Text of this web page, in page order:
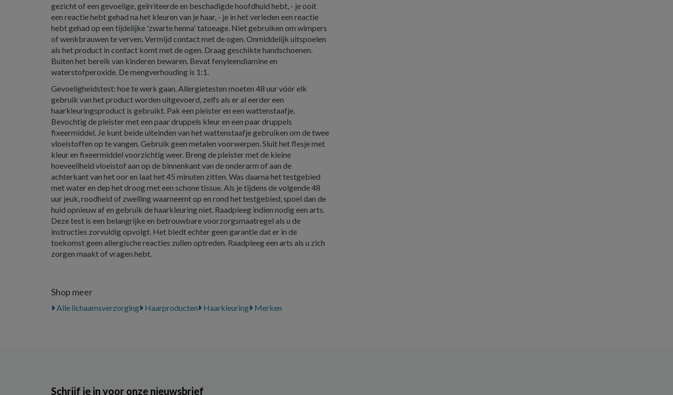
gezicht of een gevoelige, geïrriteerde en beschadigde hoofdhuid hebt, - je ooit
een reactie hebt gehad na het kleuren van je haar, - je in het verleden een reactie
hebt gehad op een tijdelijke 'zwarte henna' tatoeage. Niet gebruiken om wimpers
of wenkbrauwen te verven. Vermijd contact met de ogen. Onmiddelijk uitspoelen
als het product in contact komt met de ogen. Draag geschikte handschoenen.
Buiten het bereik van kinderen bewaren. Bevat fenyleendiamine en
waterstofperoxide. De mengverhouding is 1:1.
Gevoeligheidstest: hoe te werk gaan. Allergietesten moeten 48 uur vóór elk
gebruik van het product worden uitgevoerd, zelfs als er al eerder een
haarkleuringsproduct is gebruikt. Pak een pleister en een wattenstaafje.
Bevochtig de pleister met een paar druppels kleur en een paar druppels
fixeermiddel. Je kunt beide uiteinden van het wattenstaafje gebruiken om de twee
vloeistoffen op te vangen. Gebruik geen metalen voorwerpen. Sluit het flesje met
kleur en fixeermiddel voorzichtig weer. Breng de pleister met de kleine
hoeveellheid vloeistof aan op de binnenkant van de onderarm of aan de
achterkant van het oor en laat het 45 minuten zitten. Was daarna het testgebied
met water en dep het droog met een schone tissue. Als je tijdens de volgende 48
uur jeuk, roodheid of zwelling waarneemt op en rond het testgebied, spoel dan de
huid opnieuw af en gebruik de haarkleuring niet. Raadpleeg indien nodig een arts.
Deze test is een belangrijke en betrouwbare voorzorgsmaatregel als u de
instructies zorvuldig opvolgt. Het biedt echter geen garantie dat er in de
toekomst geen allergische reacties zullen optreden. Raadpleeg een arts als u zich
zorgen maakt of vragen hebt.
Shop meer
Alle lichaamsverzorging Haarproducten Haarkleuring Merken
Schrijf je in voor onze nieuwsbrief